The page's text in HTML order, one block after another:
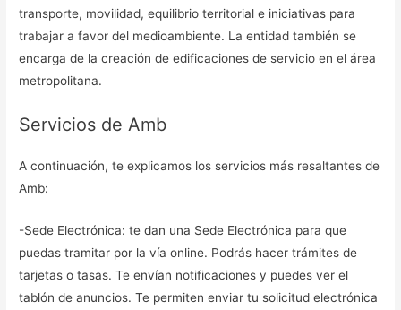
transporte, movilidad, equilibrio territorial e iniciativas para
trabajar a favor del medioambiente. La entidad también se
encarga de la creación de edificaciones de servicio en el área
metropolitana.
Servicios de Amb
A continuación, te explicamos los servicios más resaltantes de
Amb:
-Sede Electrónica: te dan una Sede Electrónica para que
puedas tramitar por la vía online. Podrás hacer trámites de
tarjetas o tasas. Te envían notificaciones y puedes ver el
tablón de anuncios. Te permiten enviar tu solicitud electrónica